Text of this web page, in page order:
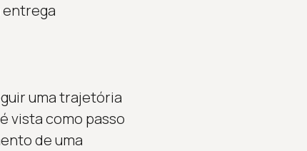
entrega
uma trajetória
vista como passo
de uma